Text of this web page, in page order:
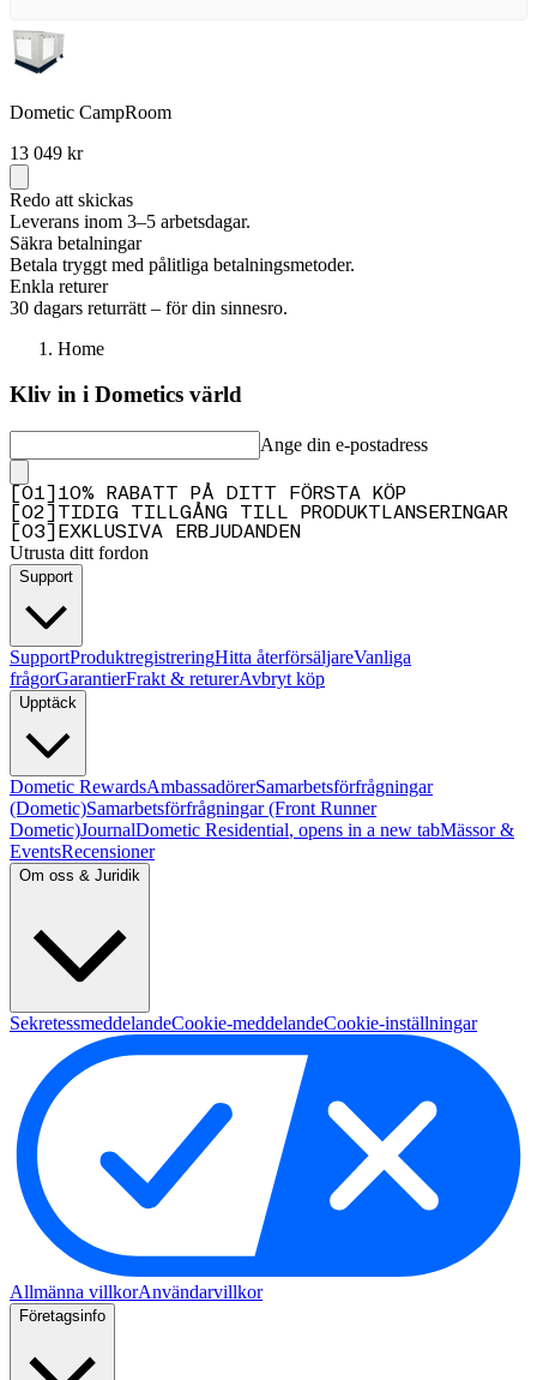
Dometic CampRoom
13 049 kr
Redo att skickas
Leverans inom 3–5 arbetsdagar.
Säkra betalningar
Betala tryggt med pålitliga betalningsmetoder.
Enkla returer
30 dagars returrätt – för din sinnesro.
Home
Kliv in i Dometics värld
Ange din e-postadress
01
10% RABATT PÅ DITT FÖRSTA KÖP
02
TIDIG TILLGÅNG TILL PRODUKTLANSERINGAR
03 EXKLUSIVA ERBJUDANDEN
Utrusta ditt fordon
Support
SupportProduktregistreringHitta återförsäljareVanliga
frågorGarantierFrakt & returerAvbryt köp
Upptäck
Dometic RewardsAmbassadörerSamarbetsförfrågningar
(Dometic)Samarbetsförfrågningar (Front Runner
Dometic)JournalDometic Residential, opens in a new tabMässor &
EventsRecensioner
Om oss & Juridik
SekretessmeddelandeCookie-meddelandeCookie-inställningar
Allmänna villkorAnvändarvillkor
Företagsinfo